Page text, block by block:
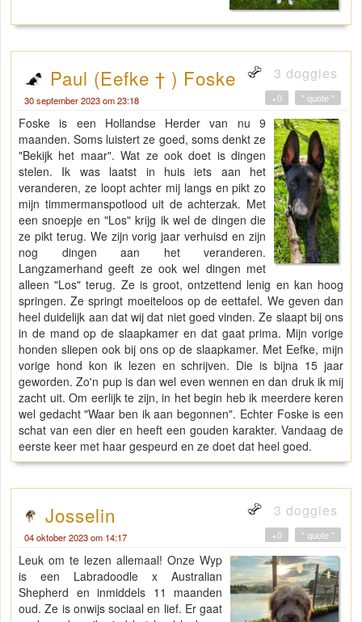
Paul (Eefke † ) Foske 3 doggies
30 september 2023 om 23:18 " quote "
+0
Foske is een Hollandse Herder van nu 9
maanden. Soms luistert ze goed, soms denkt ze
"Bekijk het maar". Wat ze ook doet is dingen
stelen. Ik was laatst in huis iets aan het
veranderen, ze loopt achter mij langs en pikt zo
mijn timmermanspotlood uit de achterzak. Met
een snoepje en "Los" krijg ik wel de dingen die
ze pikt terug. We zijn vorig jaar verhuisd en zijn
nog dingen aan het veranderen.
Langzamerhand geeft ze ook wel dingen met
alleen "Los" terug. Ze is groot, ontzettend lenig en kan hoog
springen. Ze springt moeiteloos op de eettafel. We geven dan
heel duidelijk aan dat wij dat niet goed vinden. Ze slaapt bij ons
in de mand op de slaapkamer en dat gaat prima. Mijn vorige
honden sliepen ook bij ons op de slaapkamer. Met Eefke, mijn
vorige hond kon ik lezen en schrijven. Die is bijna 15 jaar
geworden. Zo'n pup is dan wel even wennen en dan druk ik mij
zacht uit. Om eerlijk te zijn, in het begin heb ik meerdere keren
wel gedacht "Waar ben ik aan begonnen". Echter Foske is een
schat van een dier en heeft een gouden karakter. Vandaag de
eerste keer met haar gespeurd en ze doet dat heel goed.
Josselin 3 doggies
04 oktober 2023 om 14:17 " quote "
+0
Leuk om te lezen allemaal! Onze Wyp
is een Labradoodle x Australian
Shepherd en inmiddels 11 maanden
oud. Ze is onwijs sociaal en lief. Er gaat